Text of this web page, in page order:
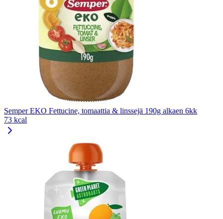
Semper EKO Fettucine, tomaattia & linssejä 190g alkaen 6kk
73 kcal